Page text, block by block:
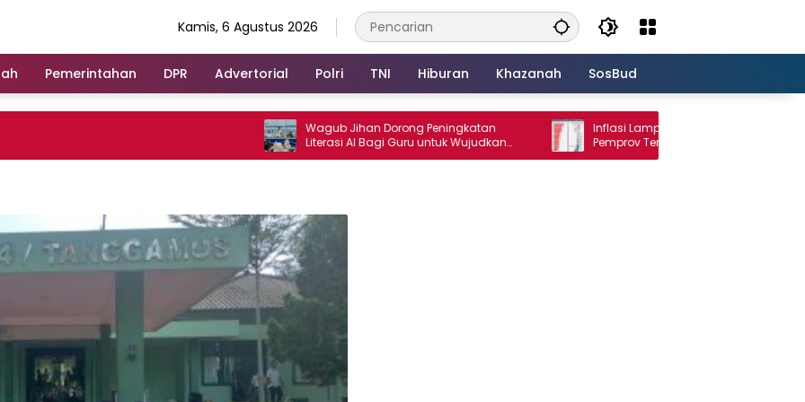
Kamis, 6 Agustus 2026
Pemerintahan DPR Advertorial Polri TNI Hiburan Khazanah SosBud
Wagub Jihan Dorong Peningkatan
Literasi AI Bagi Guru untuk Wujudkan
Pendidikan Berkualitas
Inflasi Lampung Terendah di Sumatera,
Pemprov Terus Perkuat Pasokan dan
Distribusi Pangan